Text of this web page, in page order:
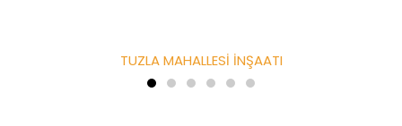
TUZLA MAHALLESİ İNŞAATI